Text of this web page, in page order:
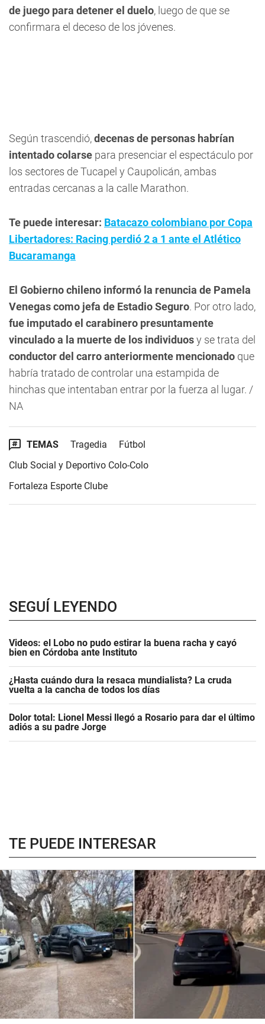
de juego para detener el duelo, luego de que se
confirmara el deceso de los jóvenes.
Según trascendió,decenas de personas habrían
intentado colarse para presenciar el espectáculo por
los sectores de Tucapel y Caupolicán, ambas
entradas cercanas a la calle Marathon.
Te puede interesar: Batacazo colombiano por Copa
Libertadores: Racing perdió 2 a 1 ante el Atlético
Bucaramanga
El Gobierno chileno informó la renuncia de Pamela
Venegas como jefa de Estadio Seguro. Por otro lado,
fue imputado el carabinero presuntamente
vinculado a la muerte de los individuosy se trata del
conductor del carro anteriormente mencionado que
habría tratado de controlar una estampida de
hinchas que intentaban entrar por la fuerza al lugar. /
NA
TEMAS Tragedia
Fútbol
Club Social y Deportivo Colo-Colo
Fortaleza Esporte Clube
SEGUÍ LEYENDO
Videos: el Lobo no pudo estirar la buena racha y cayó
bien en Córdoba ante Instituto
¿Hasta cuándo dura la resaca mundialista? La cruda
vuelta a la cancha de todos los días
Dolor total: Lionel Messi llegó a Rosario para dar el último
adiós a su padre Jorge
TE PUEDE INTERESAR